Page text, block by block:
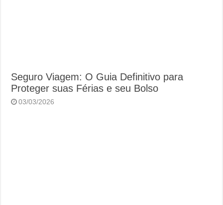
Seguro Viagem: O Guia Definitivo para
Proteger suas Férias e seu Bolso
03/03/2026